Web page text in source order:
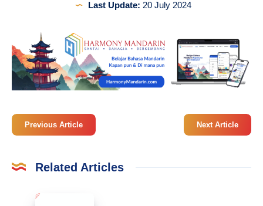
Last Update: 20 July 2024
Previous Article Next Article
Related Articles
Belajar